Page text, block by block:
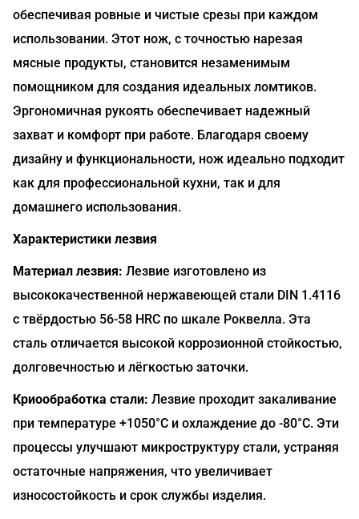
обеспечивая ровные и чистые срезы при каждом
использовании. Этот нож, с точностью нарезая
мясные продукты, становится незаменимым
помощником для создания идеальных ломтиков.
Эргономичная рукоять обеспечивает надежный
захват и комфорт при работе. Благодаря своему
дизайну и функциональности, нож идеально подходит
как для профессиональной кухни, так и для
домашнего использования.
Характеристики лезвия
Материал лезвия: Лезвие изготовлено из
высококачественной нержавеющей стали DIN 1.4116
с твёрдостью 56-58 HRC по шкале Роквелла. Эта
сталь отличается высокой коррозионной стойкостью,
долговечностью и лёгкостью заточки.
Криообработка стали: Лезвие проходит закаливание
при температуре +1050°C и охлаждение до -80°C. Эти
процессы улучшают микроструктуру стали, устраняя
остаточные напряжения, что увеличивает
износостойкость и срок службы изделия.